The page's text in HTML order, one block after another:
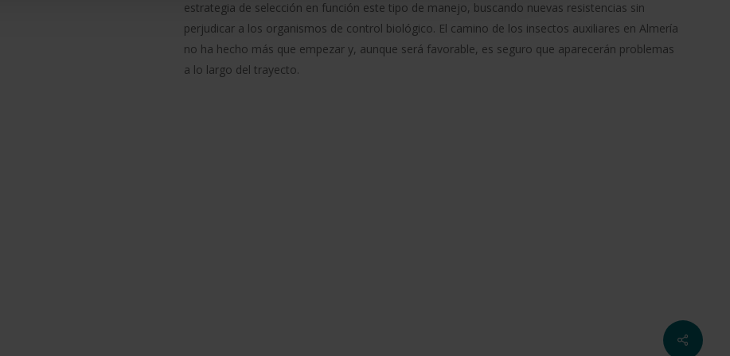
estrategia de selección en función este tipo de manejo, buscando nuevas resistencias sin
perjudicar a los organismos de control biológico. El camino de los insectos auxiliares en Almería
no ha hecho más que empezar y, aunque será favorable, es seguro que aparecerán problemas
a lo largo del trayecto.